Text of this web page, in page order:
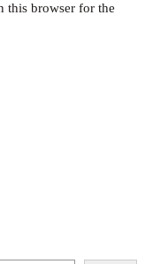
this browser for the